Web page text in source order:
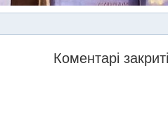
Коментарі